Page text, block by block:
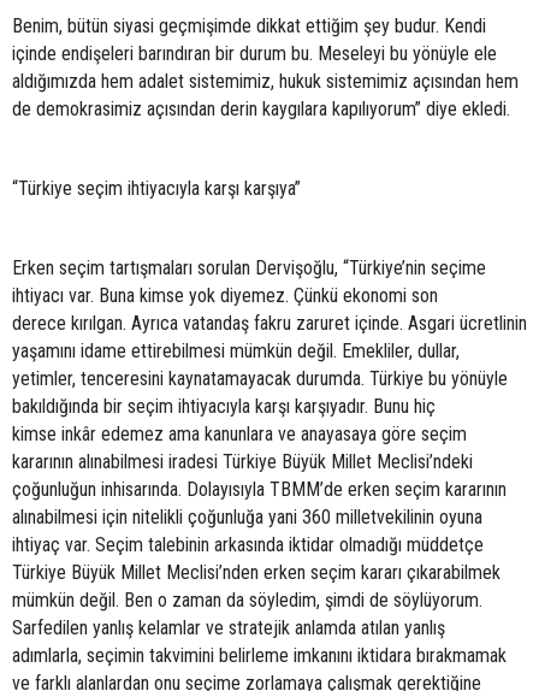
Benim, bütün siyasi geçmişimde dikkat ettiğim şey budur. Kendi
içinde endişeleri barındıran bir durum bu. Meseleyi bu yönüyle ele
aldığımızda hem adalet sistemimiz, hukuk sistemimiz açısından hem
de demokrasimiz açısından derin kaygılara kapılıyorum” diye ekledi.
“Türkiye seçim ihtiyacıyla karşı karşıya”
Erken seçim tartışmaları sorulan Dervişoğlu, “Türkiye’nin seçime
ihtiyacı var. Buna kimse yok diyemez. Çünkü ekonomi son
derece kırılgan. Ayrıca vatandaş fakru zaruret içinde. Asgari ücretlinin
yaşamını idame ettirebilmesi mümkün değil. Emekliler, dullar,
yetimler, tenceresini kaynatamayacak durumda. Türkiye bu yönüyle
bakıldığında bir seçim ihtiyacıyla karşı karşıyadır. Bunu hiç
kimse inkâr edemez ama kanunlara ve anayasaya göre seçim
kararının alınabilmesi iradesi Türkiye Büyük Millet Meclisi’ndeki
çoğunluğun inhisarında. Dolayısıyla TBMM’de erken seçim kararının
alınabilmesi için nitelikli çoğunluğa yani 360 milletvekilinin oyuna
ihtiyaç var. Seçim talebinin arkasında iktidar olmadığı müddetçe
Türkiye Büyük Millet Meclisi’nden erken seçim kararı çıkarabilmek
mümkün değil. Ben o zaman da söyledim, şimdi de söylüyorum.
Sarfedilen yanlış kelamlar ve stratejik anlamda atılan yanlış
adımlarla, seçimin takvimini belirleme imkanını iktidara bırakmamak
ve farklı alanlardan onu seçime zorlamaya çalışmak gerektiğine